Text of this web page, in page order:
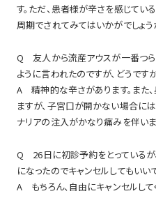
す。ただ、患者様が辛さを感じて
周期でされてみてはいかがでしょう
Q 友人から流産アウスが一番つら
ように言われたのですが、どうです
A 精神的な辛さがあります。また
ますが、子宮口が開かない場合に
ナリアの注入がかなり痛みを伴いま
Q 26日に初診予約をとっているが
になったのでキャンセルしてもいい
A もちろん、自由にキャンセルして